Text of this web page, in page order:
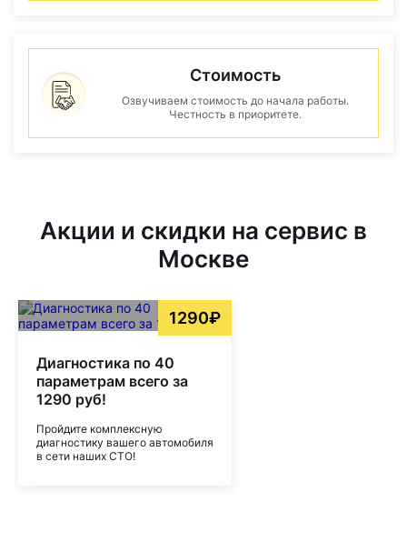
Стоимость
Озвучиваем стоимость до начала работы.
Честность в приоритете.
Акции и скидки на сервис в
Москве
1290₽
Диагностика по 40
параметрам всего за
1290 руб!
Пройдите комплексную
диагностику вашего автомобиля
в сети наших СТО!